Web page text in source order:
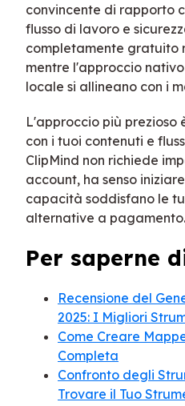
convincente di rapporto
flusso di lavoro e
completamente gratuito
mentre l'approccio
locale si allineano con i
L'approccio più prezioso
con i tuoi contenuti e
ClipMind non richiede
account, ha senso
capacità soddisfano le
alternative a pagamento.
Per saperne
Recensione del
2025: I Migliori
Come Creare
Completa
Confronto degli
Trovare il Tuo